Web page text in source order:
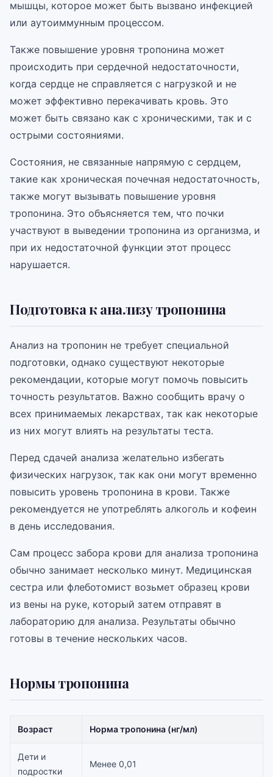
мышцы, которое может быть вызвано инфекцией
или аутоиммунным процессом.
Также повышение уровня тропонина может
происходить при сердечной недостаточности,
когда сердце не справляется с нагрузкой и не
может эффективно перекачивать кровь. Это
может быть связано как с хроническими, так и с
острыми состояниями.
Состояния, не связанные напрямую с сердцем,
такие как хроническая почечная недостаточность,
также могут вызывать повышение уровня
тропонина. Это объясняется тем, что почки
участвуют в выведении тропонина из организма, и
при их недостаточной функции этот процесс
нарушается.
Подготовка к анализу тропонина
Анализ на тропонин не требует специальной
подготовки, однако существуют некоторые
рекомендации, которые могут помочь повысить
точность результатов. Важно сообщить врачу о
всех принимаемых лекарствах, так как некоторые
из них могут влиять на результаты теста.
Перед сдачей анализа желательно избегать
физических нагрузок, так как они могут временно
повысить уровень тропонина в крови. Также
рекомендуется не употреблять алкоголь и кофеин
в день исследования.
Сам процесс забора крови для анализа тропонина
обычно занимает несколько минут. Медицинская
сестра или флеботомист возьмет образец крови
из вены на руке, который затем отправят в
лабораторию для анализа. Результаты обычно
готовы в течение нескольких часов.
Нормы тропонина
Возраст Норма тропонина (нг/мл)
Дети и
подростки
Менее 0,01